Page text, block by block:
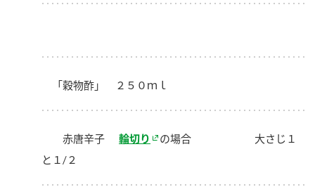
「穀物酢」 ２５０ｍｌ
赤唐辛子 輪切り
の場合 大さじ１
と１/２